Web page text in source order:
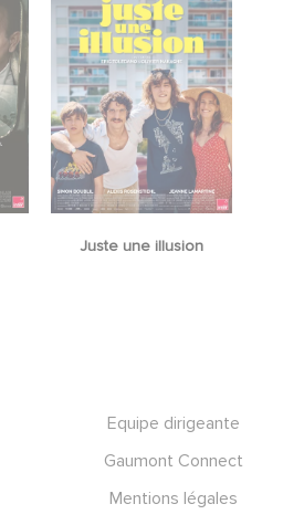
Juste une illusion
Equipe dirigeante
Gaumont Connect
Mentions légales